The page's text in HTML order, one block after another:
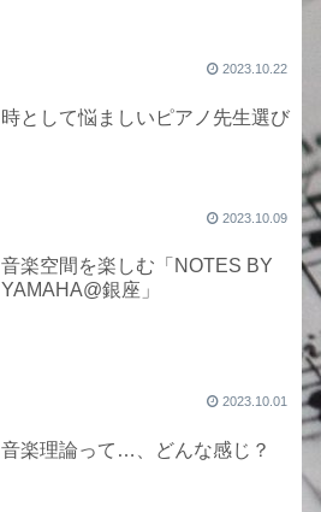
2023.10.22
時として悩ましいピアノ先生選び
2023.10.09
音楽空間を楽しむ「NOTES BY
YAMAHA@銀座」
2023.10.01
音楽理論って…、どんな感じ？